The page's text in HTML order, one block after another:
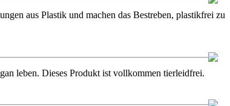
aus Plastik und machen das Bestreben, plastikfrei zu
leben. Dieses Produkt ist vollkommen tierleidfrei.